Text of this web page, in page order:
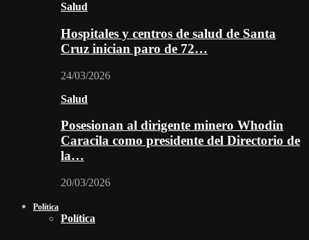
Salud
Hospitales y centros de salud de Santa
Cruz inician paro de 72…
24/03/2026
Salud
Posesionan al dirigente minero Whodin
Caracila como presidente del Directorio de
la…
20/03/2026
Política
Política